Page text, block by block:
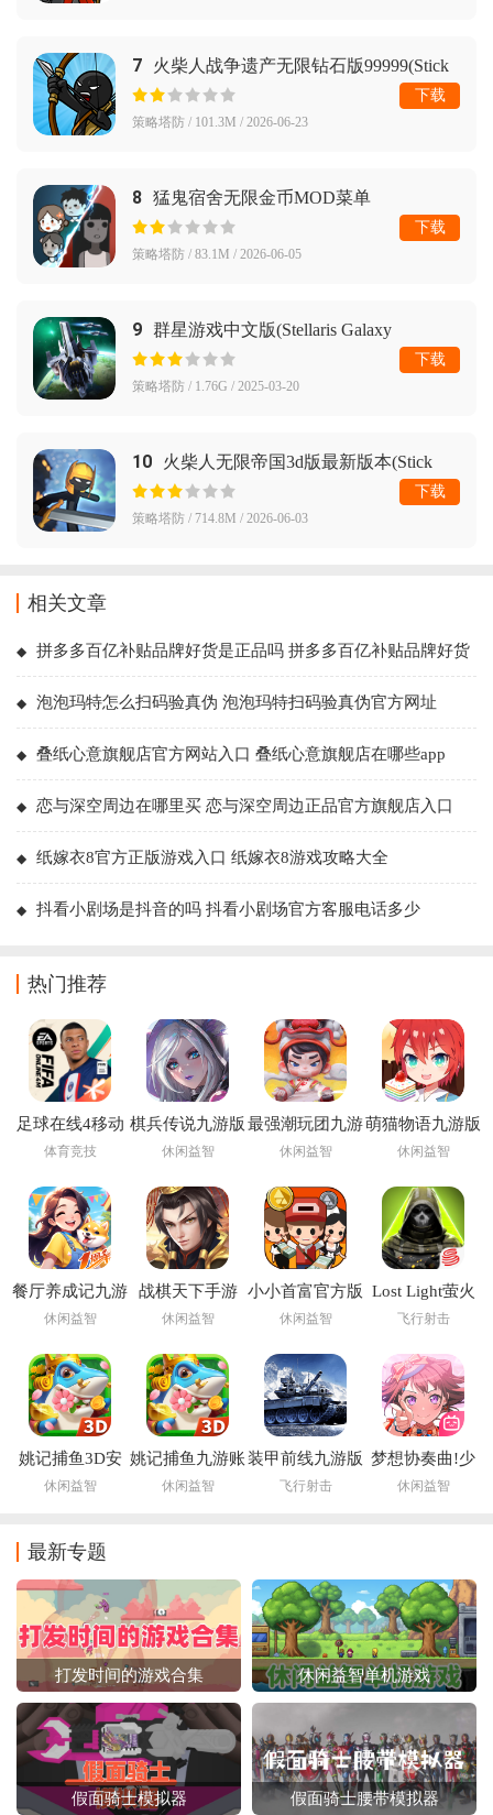
7
火柴人战争遗产无限钻石版99999(Stick
War: Legacy)
策略塔防 / 101.3M / 2026-06-23
下载
8 猛鬼宿舍无限金币MOD菜单
策略塔防 / 83.1M / 2026-06-05
下载
9 群星游戏中文版(Stellaris Galaxy
Command)
策略塔防 / 1.76G / 2025-03-20
下载
10
火柴人无限帝国3d版最新版本(Stick
Infinite Kingdom)
策略塔防 / 714.8M / 2026-06-03
下载
相关文章
拼多多百亿补贴品牌好货是正品吗 拼多多百亿补贴品牌好货
泡泡玛特怎么扫码验真伪 泡泡玛特扫码验真伪官方网址
叠纸心意旗舰店官方网站入口 叠纸心意旗舰店在哪些app
恋与深空周边在哪里买 恋与深空周边正品官方旗舰店入口
纸嫁衣8官方正版游戏入口 纸嫁衣8游戏攻略大全
抖看小剧场是抖音的吗 抖看小剧场官方客服电话多少
热门推荐
足球在线4移动
版下载安装
M)
体育竞技
棋兵传说九游版
休闲益智
最强潮玩团九游
版
休闲益智
萌猫物语九游版
休闲益智
餐厅养成记九游
版
休闲益智
战棋天下手游
休闲益智
小小首富官方版
休闲益智
Lost Light萤火
突击手游下载国
飞行射击
姚记捕鱼3D安
卓版正版手游
休闲益智
姚记捕鱼九游账
号登录版本
休闲益智
装甲前线九游版
飞行射击
梦想协奏曲!少
女乐团派对!九
休闲益智
最新专题
打发时间的游戏合集 休闲益智单机游戏
假面骑士模拟器 假面骑士腰带模拟器